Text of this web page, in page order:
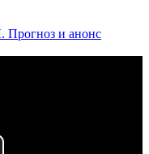
и анонс